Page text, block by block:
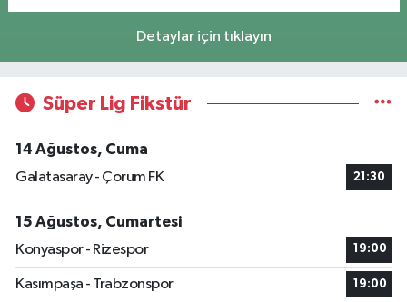
Detaylar için tıklayın
Süper Lig Fikstür
14 Ağustos, Cuma
Galatasaray - Çorum FK
21:30
15 Ağustos, Cumartesi
Konyaspor - Rizespor
19:00
Kasımpaşa - Trabzonspor 19:00